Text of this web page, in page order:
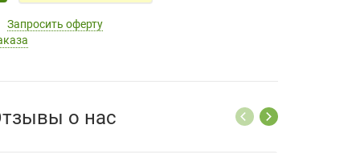
Запросить оферту
о нас